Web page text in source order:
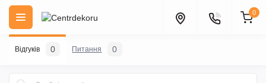
0
Відгуків 0 Питання 0